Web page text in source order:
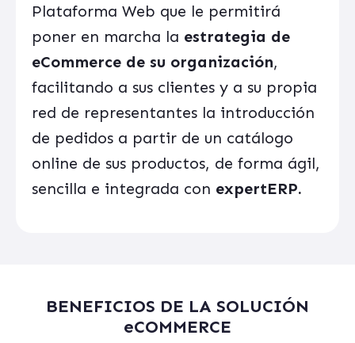
Plataforma Web que le permitirá
poner en marcha la estrategia de
eCommerce de su organización,
facilitando a sus clientes y a su propia
red de representantes la introducción
de pedidos a partir de un catálogo
online de sus productos, de forma ágil,
sencilla e integrada con expertERP.
BENEFICIOS DE LA SOLUCIÓN
eCOMMERCE